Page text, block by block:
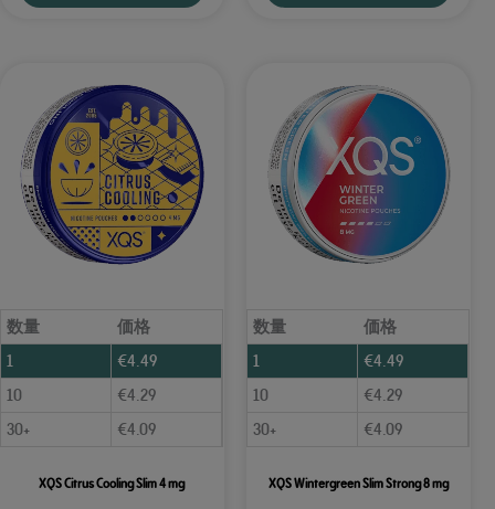
数量
価格
1
€4.49
10
€4.29
30+
€4.09
XQS Citrus Cooling Slim 4 mg
数量
価格
1
€4.49
10
€4.29
30+
€4.09
XQS Wintergreen Slim Strong 8 mg